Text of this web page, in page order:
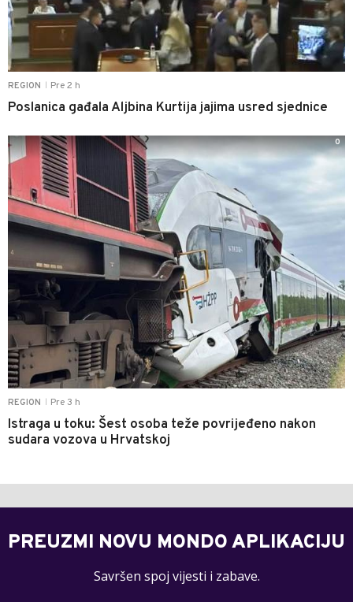
REGION Pre 2 h
Poslanica gađala Aljbina Kurtija jajima usred sjednice
REGION Pre 3 h
Istraga u toku: Šest osoba teže povrijeđeno nakon
sudara vozova u Hrvatskoj
0
PREUZMI NOVU MONDO APLIKACIJU
Savršen spoj vijesti i zabave.